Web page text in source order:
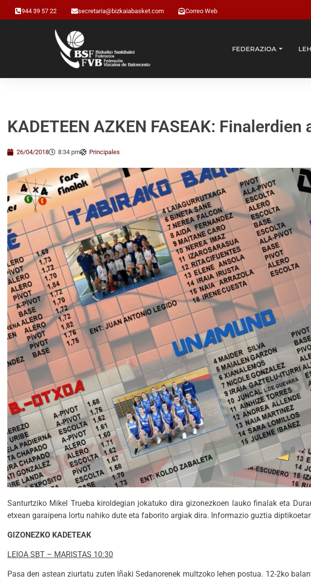
944 39 57 22 secretaria@bizkaiabasket.com Correo Web
FEDERAZIOA
KADETEEN AZKEN FASEAK: Finalerdien
26/04/2018 8:34 pm Principales
Santurtziko Mikel Trueba kiroldegian jokatuko dira gizonezkoen lauko finalak eta
etxean garaipena lortu nahiko dute eta faborito argiak dira. Informazio guztia
GIZONEZKO KADETEAK
LEIOA SBT – MARISTAS 10:30
Pasa den astean ziurtatu zuten Iñaki Sedanorenek multzoko lehen postua. 12-2ko